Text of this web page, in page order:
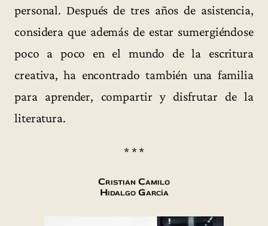
personal. Después de tres años de asistencia,
considera que además de estar sumergiéndose
poco a poco en el mundo de la escritura
creativa, ha encontrado también una familia
para aprender, compartir y disfrutar de la
literatura.
* * *
Cristian Camilo
Hidalgo García